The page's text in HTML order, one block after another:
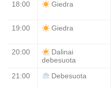
18:00 Giedra
19:00 Giedra
20:00
Dalinai
debesuota
21:00 Debesuota